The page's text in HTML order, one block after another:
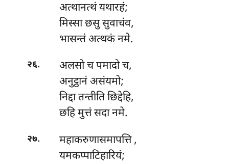
अत्थानत्थं यथारहं;
मिस्सा छसु सुवाचंव,
भासन्तं अत्थकं नमे.
२६.
अलसो च पमादो च,
अनुट्ठानं असंयमो;
निद्दा तन्तीति छिद्देहि,
छहि मुत्तं सदा नमे.
२७. महाकरुणासमापत्ति,
यमकप्पाटिहारियं;